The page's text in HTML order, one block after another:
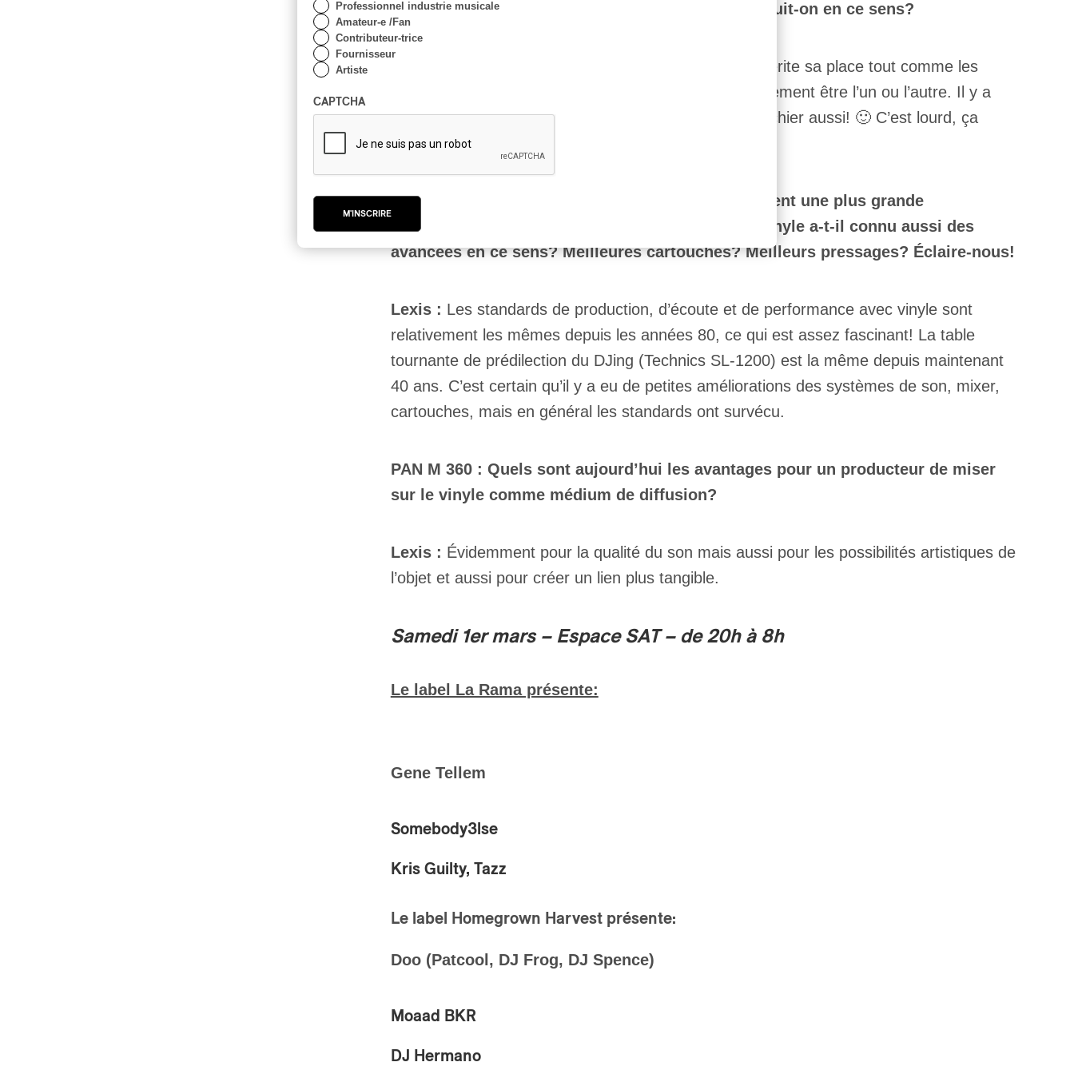
pensent ses détracteurs. Pourquoi selon toi poursuit-on en ce sens?
Je pense que le vinyle a sa raison d’être et mérite sa place tout comme les
plateformes numériques. Ça ne devrait pas nécessairement être l’un ou l’autre. Il y a
des côtés qu’on adore du vinyle et des côtés qui font chier aussi! 🙂 C’est lourd, ça
prends de la place, c’est cher, etc.
PAN M 360: Les avancées technologiques permettent une plus grande
intelligibilité de l’enregistrement numérique. Le vinyle a-t-il connu aussi des
avancées en ce sens? Meilleures cartouches? Meilleurs pressages? Éclaire-nous!
Lexis : Les standards de production, d’écoute et de performance avec vinyle sont
relativement les mêmes depuis les années 80, ce qui est assez fascinant! La table
tournante de prédilection du DJing (Technics SL-1200) est la même depuis maintenant
40 ans. C’est certain qu’il y a eu de petites améliorations des systèmes de son, mixer,
cartouches, mais en général les standards ont survécu.
PAN M 360 : Quels sont aujourd’hui les avantages pour un producteur de miser
sur le vinyle comme médium de diffusion?
Lexis : Évidemment pour la qualité du son mais aussi pour les possibilités artistiques de
l’objet et aussi pour créer un lien plus tangible.
Samedi 1er mars – Espace SAT – de 20h à 8h
Le label La Rama présente:
Gene Tellem
Somebody3lse
Kris Guilty, Tazz
Le label Homegrown Harvest présente:
Doo (Patcool, DJ Frog, DJ Spence)
Moaad BKR
DJ Hermano
Professionnel industrie musicale
Amateur-e /Fan
Contributeur-trice
Fournisseur
Artiste
CAPTCHA
M'INSCRIRE